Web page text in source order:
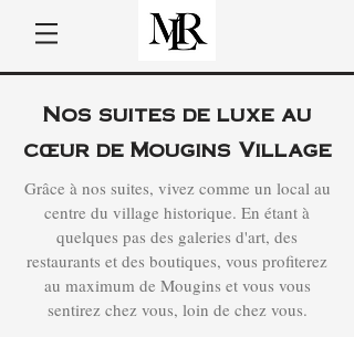
Nos suites de luxe au
cœur de Mougins Village
Grâce à nos suites, vivez comme un local au
centre du village historique. En étant à
quelques pas des galeries d'art, des
restaurants et des boutiques, vous profiterez
au maximum de Mougins et vous vous
sentirez chez vous, loin de chez vous.